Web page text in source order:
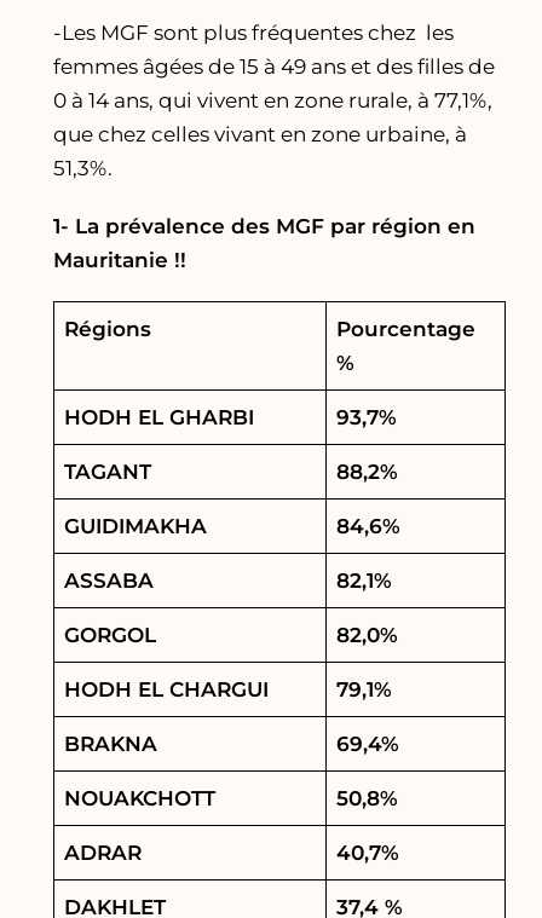
-Les MGF sont plus fréquentes chez les
femmes âgées de 15 à 49 ans et des filles de
0 à 14 ans, qui vivent en zone rurale, à 77,1%,
que chez celles vivant en zone urbaine, à
51,3%.
1- La prévalence des MGF par région en
Mauritanie !!
Régions
Pourcentage
%
HODH EL GHARBI 93,7%
TAGANT 88,2%
GUIDIMAKHA 84,6%
ASSABA 82,1%
GORGOL 82,0%
HODH EL CHARGUI 79,1%
BRAKNA 69,4%
NOUAKCHOTT 50,8%
ADRAR 40,7%
DAKHLET 37,4 %